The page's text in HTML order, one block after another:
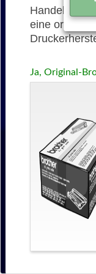
Handelt es
eine
Ja, Original-